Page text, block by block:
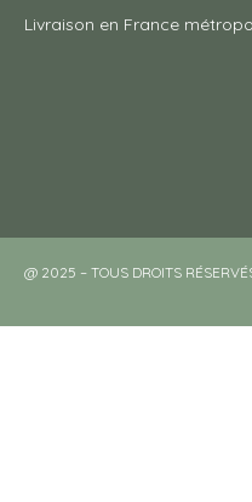
Livraison en France
@ 2025 – TOUS DROITS